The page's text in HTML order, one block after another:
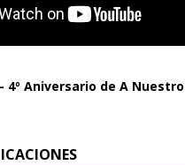
4º Aniversario de A